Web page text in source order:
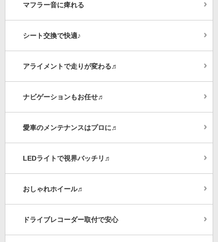
マフラー音に痺れる
シート交換で快適♪
アライメントで走りが変わる♬
ナビゲーションもお任せ♬
愛車のメンテナンスはプロに♬
LEDライトで視界バッチリ♬
おしゃれホイール♬
ドライブレコーダー取付で安心